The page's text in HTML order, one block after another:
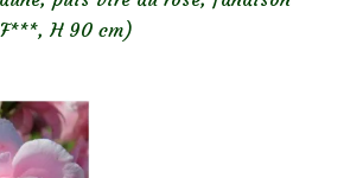
H 90 cm)